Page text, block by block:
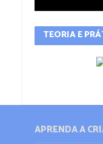
TEORIA E
APRENDA A